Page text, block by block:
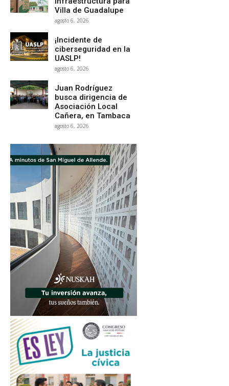
Villa de Guadalupe
agosto 6, 2026
¡Incidente de
ciberseguridad en la
UASLP!
agosto 6, 2026
Juan Rodríguez
busca dirigencia de
Asociación Local
Cañera, en Tambaca
agosto 6, 2026